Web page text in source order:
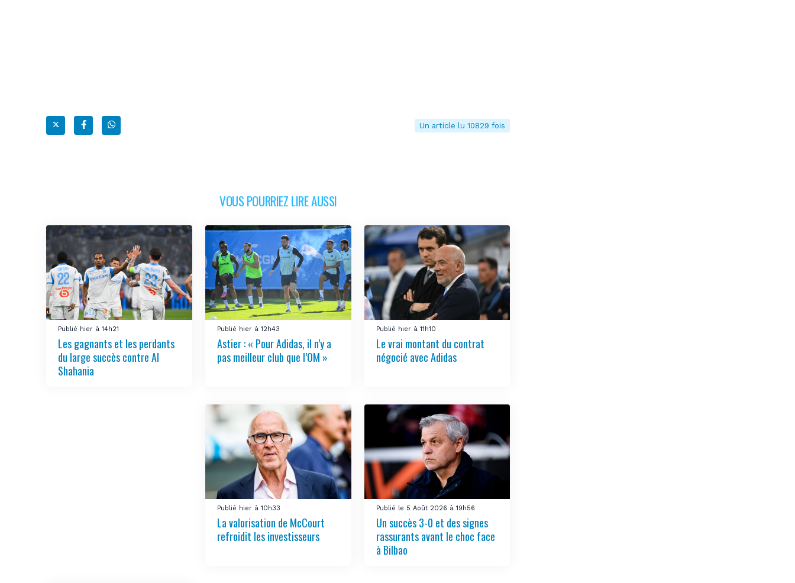
Un article lu 10829 fois
VOUS POURRIEZ LIRE AUSSI
Publié hier à 14h21
Les gagnants et les perdants
du large succès contre Al
Shahania
Publié hier à 12h43
Astier : « Pour Adidas, il n’y a
pas meilleur club que l’OM »
Publié hier à 11h10
Le vrai montant du contrat
négocié avec Adidas
Publié hier à 10h33
La valorisation de McCourt
refroidit les investisseurs
Publié le 5 Août 2026 à 19h56
Un succès 3-0 et des signes
rassurants avant le choc face
à Bilbao